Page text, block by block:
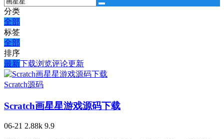
分类
全部
标签
全部
排序
最新下载浏览评论更新
Scratch源码
Scratch画星星游戏源码下载
06-21 2.88k 9.9